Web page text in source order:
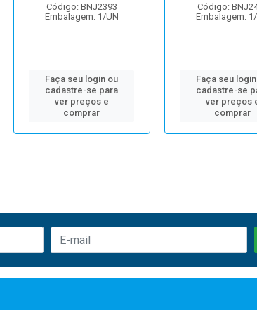
Código: BNJ2393
Embalagem: 1/UN
Faça seu login ou
cadastre-se para
ver preços e
comprar
Código:
Embalagem:
Faça seu
cadastre-se
ver preços
comprar